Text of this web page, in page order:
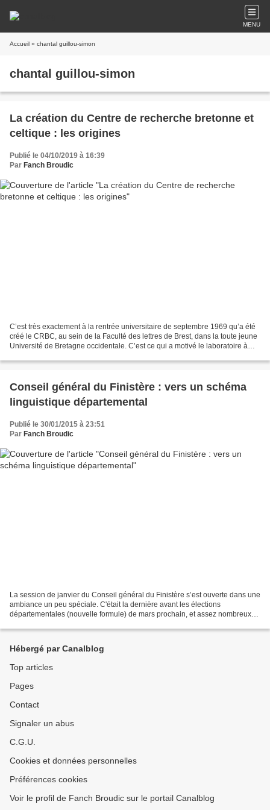
MENU
Accueil » chantal guillou-simon
chantal guillou-simon
La création du Centre de recherche bretonne et
celtique : les origines
Publié le 04/10/2019 à 16:39
Par Fanch Broudic
C’est très exactement à la rentrée universitaire de septembre 1969 qu’a été
créé le CRBC, au sein de la Faculté des lettres de Brest, dans la toute jeune
Université de Bretagne occidentale. C’est ce qui a motivé le laboratoire à
Conseil général du Finistère : vers un schéma
linguistique départemental
Publié le 30/01/2015 à 23:51
Par Fanch Broudic
La session de janvier du Conseil général du Finistère s’est ouverte dans une
ambiance un peu spéciale. C'était la dernière avant les élections
départementales (nouvelle formule) de mars prochain, et assez nombreux
Hébergé par Canalblog
Top articles
Pages
Contact
Signaler un abus
C.G.U.
Cookies et données personnelles
Préférences cookies
Voir le profil de Fanch Broudic sur le portail Canalblog